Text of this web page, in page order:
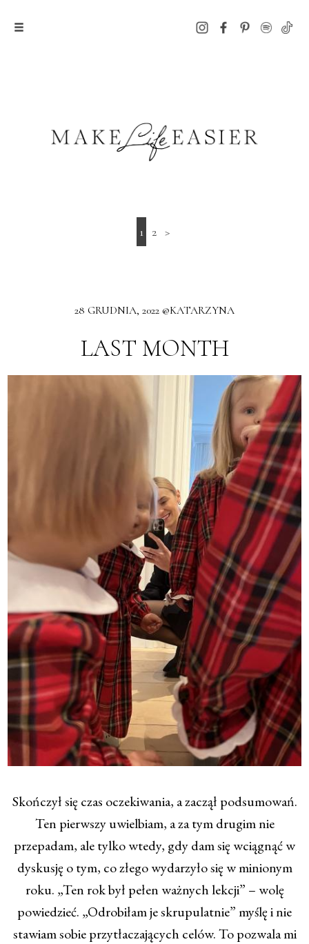
1 2 >
28 GRUDNIA, 2022 @KATARZYNA
LAST MONTH
Skończył się czas oczekiwania, a zaczął podsumowań.
Ten pierwszy uwielbiam, a za tym drugim nie
przepadam, ale tylko wtedy, gdy dam się wciągnąć w
dyskusję o tym, co złego wydarzyło się w minionym
roku. „Ten rok był pełen ważnych lekcji” – wolę
powiedzieć. „Odrobiłam je skrupulatnie” myślę i nie
stawiam sobie przytłaczających celów. To pozwala mi